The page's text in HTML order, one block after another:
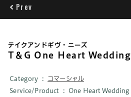
Prev
テイクアンドギヴ・ニーズ
T＆G One Heart Wedding
Category
コマーシャル
Service/Product
One Heart Wedding